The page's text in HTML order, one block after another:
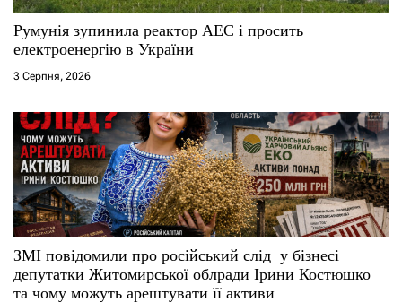
Румунія зупинила реактор АЕС і просить
електроенергію в України
3 Серпня, 2026
ЗМІ повідомили про російський слід у бізнесі
депутатки Житомирської облради Ірини Костюшко
та чому можуть арештувати її активи